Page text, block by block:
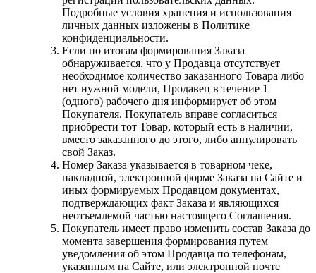
Подробные условия хранения и использования
личных данных изложены в Политике
конфиденциальности.
Если по итогам формирования Заказа
обнаруживается, что у Продавца отсутствует
необходимое количество заказанного Товара либо
нет нужной модели, Продавец в течение 1
(одного) рабочего дня информирует об этом
Покупателя. Покупатель вправе согласиться
приобрести тот Товар, который есть в наличии,
вместо заказанного до этого, либо аннулировать
свой Заказ.
Номер Заказа указывается в товарном чеке,
накладной, электронной форме Заказа на Сайте и
иных формируемых Продавцом документах,
подтверждающих факт Заказа и являющихся
неотъемлемой частью настоящего Соглашения.
Покупатель имеет право изменить состав Заказа до
момента завершения формирования путем
уведомления об этом Продавца по телефонам,
указанным на Сайте, или электронной почте